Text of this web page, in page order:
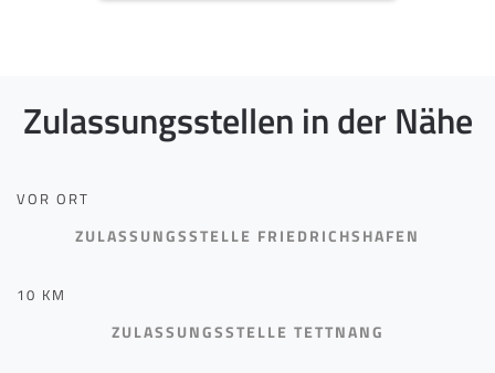
Zulassungsstellen in der Nähe
VOR ORT
ZULASSUNGSSTELLE FRIEDRICHSHAFEN
10 KM
ZULASSUNGSSTELLE TETTNANG